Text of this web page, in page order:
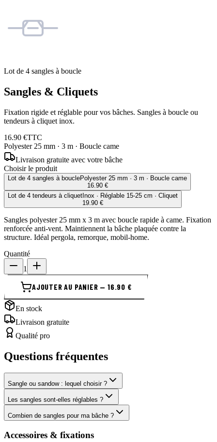
Lot de 4 sangles à boucle
Sangles & Cliquets
Fixation rigide et réglable pour vos bâches. Sangles à boucle ou
tendeurs à cliquet inox.
16.90 €TTC
Polyester 25 mm · 3 m · Boucle came
Livraison gratuite avec votre bâche
Choisir le produit
Lot de 4 sangles à bouclePolyester 25 mm · 3 m · Boucle came
16.90 €
Lot de 4 tendeurs à cliquet Inox · Réglable 15-25 cm · Cliquet
19.90 €
Sangles polyester 25 mm x 3 m avec boucle rapide à came. Fixation
renforcée anti-vent. Maintiennent la bâche plaquée contre la
structure. Idéal pergola, remorque, mobil-home.
Quantité
1
AJOUTER AU PANIER — 16.90 €
En stock
Livraison gratuite
Qualité pro
Questions fréquentes
Sangle ou sandow : lequel choisir ?
Les sangles sont-elles réglables ?
Combien de sangles pour ma bâche ?
Accessoires & fixations